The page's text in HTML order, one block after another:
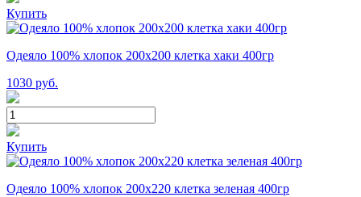
Купить
Одеяло 100% хлопок 200x200 клетка хаки 400гр
1030 руб.
Купить
Одеяло 100% хлопок 200x220 клетка зеленая 400гр